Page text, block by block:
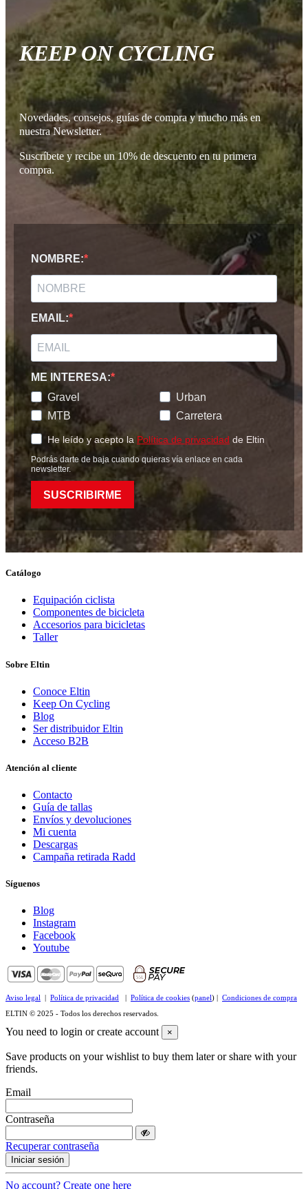
KEEP ON CYCLING
Novedades, consejos, guías de compra y mucho más en
nuestra Newsletter.
Suscríbete y recibe un 10% de descuento en tu primera
compra.
NOMBRE:
EMAIL:
ME INTERESA:
Gravel
MTB
Urban
Carretera
He leído y acepto la Política de privacidad de Eltin
Podrás darte de baja cuando quieras vía enlace en cada
newsletter.
SUSCRIBIRME
Catálogo
Equipación ciclista
Componentes de bicicleta
Accesorios para bicicletas
Taller
Sobre Eltin
Conoce Eltin
Keep On Cycling
Blog
Ser distribuidor Eltin
Acceso B2B
Atención al cliente
Contacto
Guía de tallas
Envíos y devoluciones
Mi cuenta
Descargas
Campaña retirada Radd
Síguenos
Blog
Instagram
Facebook
Youtube
Aviso legal Política de privacidad Política de cookies (panel) | Condiciones de compra
ELTIN © 2025 - Todos los derechos reservados.
You need to login or create account ×
Save products on your wishlist to buy them later or share with your
friends.
Email
Contraseña
Recuperar contraseña
Iniciar sesión
No account? Create one here